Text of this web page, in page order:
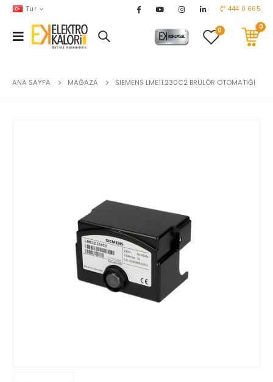
Tur 444 0 665
0 0
AKARYAKIT chevron_right
YERDEN ISITMA chevron_right
ANA SAYFA MAĞAZA SIEMENS LME11.230C2 BRÜLÖR OTOMATİĞİ